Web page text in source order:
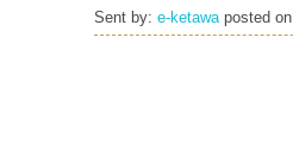
Sent by: e-ketawaposted on